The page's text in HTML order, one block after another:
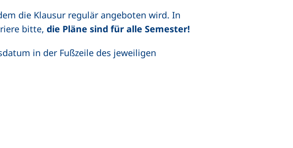
die Klausur regulär angeboten wird. In
bitte, die Pläne sind für alle Semester!
in der Fußzeile des jeweiligen